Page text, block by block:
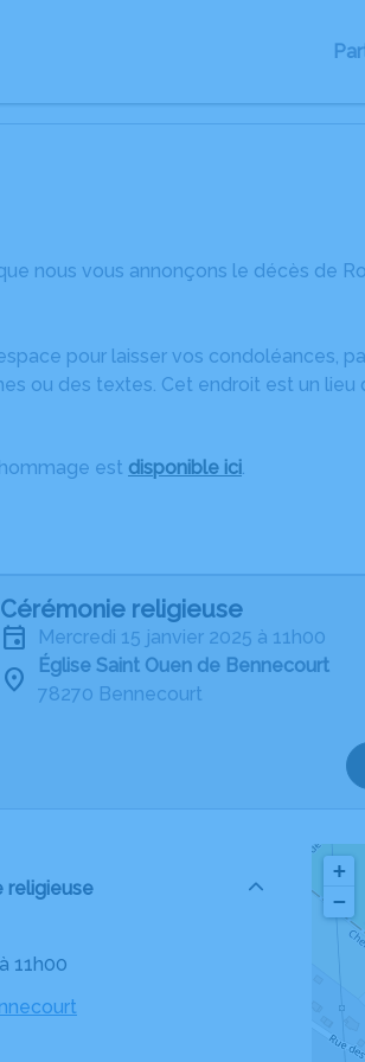
nous vous annonçons le décès de
pour laisser vos condoléances,
ou des textes. Cet endroit est un
est disponible ici.
Cérémonie religieuse
mercredi 15 janvier 2025 à 11h00
Église Saint Ouen de Bennecourt
78270 Bennecourt
religieuse
11h00
+
−